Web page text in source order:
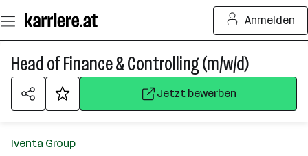
Seiteninhalt
springen
Anmelden
Head of Finance & Controlling (m/w/d)
Jetzt bewerben
Iventa Group